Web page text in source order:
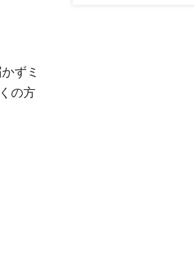
ずミ
の方